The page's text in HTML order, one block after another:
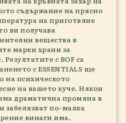
съдържание на прясно
на приготвяне
ви получава
вещества в
марки храни за
с BOF са
с ESSENTIALS ще
на психическото
на вашето куче. Някои
драматична промяна в
забелязват по-малка
винаги има.